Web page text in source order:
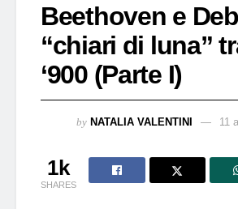
Beethoven e
“chiari di luna”
‘900 (Parte I)
by NATALIA VALENTINI 11
1k
SHARES